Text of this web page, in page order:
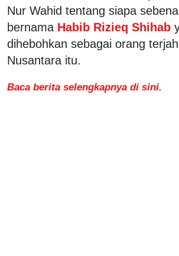
Nur Wahid tentang siapa
bernamaHabib Rizieq Shihab
dihebohkan sebagai orang
Nusantara itu.
Baca berita selengkapnya di sini.